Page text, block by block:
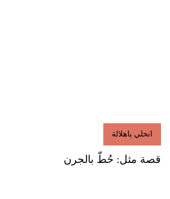
انخلي ياهلالة
قصة مثل: حُطّ بالجرن